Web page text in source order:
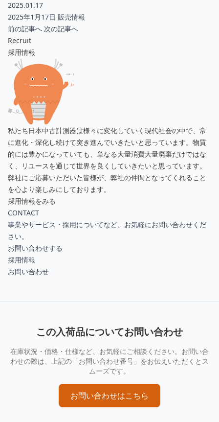
2025.01.17
2025年1月17日 販売情報
前の記事へ 次の記事へ
Recruit
採用情報
私たち日本中古計測器は様々に変化していく現代社会の中で、常
に進化・深化し続けて突き進んでいきたいと思っています。物質
的には豊かになっていても、単なる大量消費大量廃棄だけではな
く、リユースを通じて世界を良くしていきたいと思っています。
弊社にご応募いただいた皆様が、弊社の仲間となってくれること
を心より楽しみにしております。
採用情報をみる
CONTACT
事業やサービス・採用についてなど、お気軽にお問い合わせくだ
さい。
お問い合わせする
採用情報
お問い合わせ
この入荷品についてお問い合わせ
在庫状況・価格・仕様など、お気軽にご相談ください。お問い合
わせの際は、上記の「お問い合わせ番号」をお伝えいただくとス
ムーズです。
お問い合わせはこちら